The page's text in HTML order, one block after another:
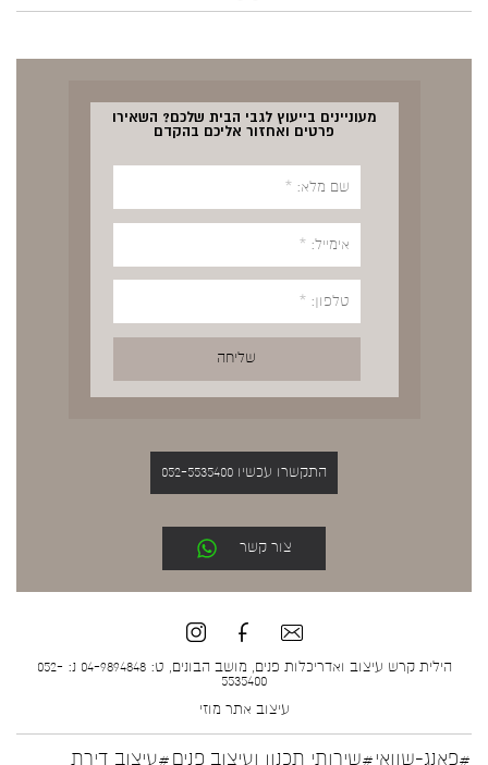
מעוניינים בייעוץ לגבי הבית שלכם? השאירו
פרטים ואחזור אליכם בהקדם
התקשרו עכשיו 052-5535400
צור קשר
הילית קרש עיצוב ואדריכלות פנים, מושב הבונים, ט: 04-9894848 נ: 052-
5535400
עיצוב אתר מוזי
#פאנג-שוואי#שירותי תכנון ועיצוב פנים#עיצוב דירת